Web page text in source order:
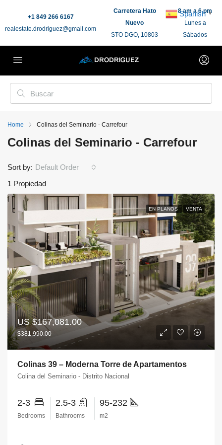
+1 849 266 6167
realestate.drodriguez@gmail.com
Carretera Hato
Nuevo
STO DGO, 10803
8 am a 6 pm
Lunes a
Sábados
Home Colinas del Seminario - Carrefour
Colinas del Seminario - Carrefour
1 Propiedad
Sort by: Default Order
EN PLANOS VENTA
US$167,081.00
$381,990.00
Colinas 39 – Moderna Torre de Apartamentos
Colina del Seminario - Distrito Nacional
2-3
Bedrooms
2.5-3
Bathrooms
95-232
m2
Spanish ▼